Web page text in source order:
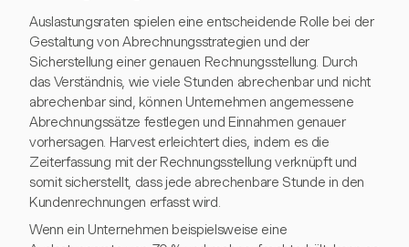
Auslastungsraten spielen eine entscheidende Rolle bei der
Gestaltung von Abrechnungsstrategien und der
Sicherstellung einer genauen Rechnungsstellung. Durch
das Verständnis, wie viele Stunden abrechenbar und nicht
abrechenbar sind, können Unternehmen angemessene
Abrechnungssätze festlegen und Einnahmen genauer
vorhersagen. Harvest erleichtert dies, indem es die
Zeiterfassung mit der Rechnungsstellung verknüpft und
somit sicherstellt, dass jede abrechenbare Stunde in den
Kundenrechnungen erfasst wird.
Wenn ein Unternehmen beispielsweise eine